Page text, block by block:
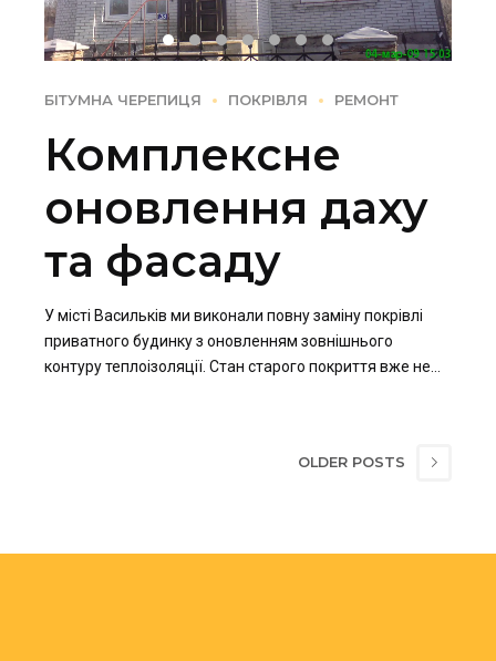
БІТУМНА ЧЕРЕПИЦЯ ПОКРІВЛЯ РЕМОНТ
Комплексне
оновлення даху
та фасаду
У місті Васильків ми виконали повну заміну покрівлі
приватного будинку з оновленням зовнішнього
контуру теплоізоляції. Стан старого покриття вже не
OLDER POSTS